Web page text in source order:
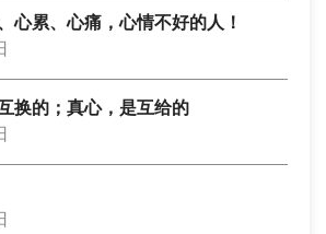
心累、心痛，心情不好的人！
换的；真心，是互给的